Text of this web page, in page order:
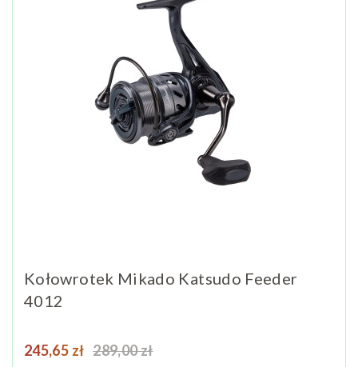
Kołowrotek Mikado Katsudo Feeder
4012
Cena
245,65 zł Cena podstawowa
289,00 zł